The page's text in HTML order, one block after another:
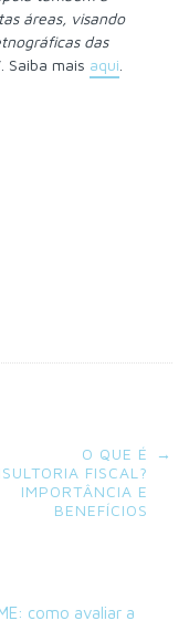
áreas, visando
das
Saiba mais aqui
O QUE É
FISCAL?
IMPORTÂNCIA E
BENEFÍCIOS
→
como avaliar a